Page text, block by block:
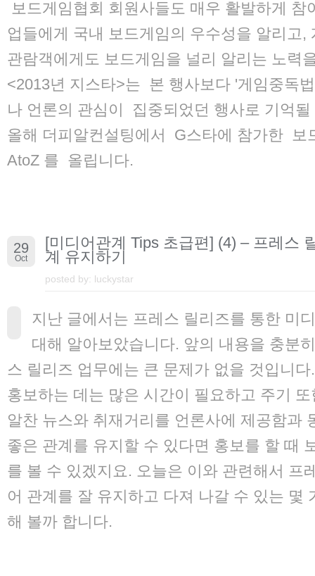
보드게임협회 회원사들도 매우 활발하게 참
업들에게 국내 보드게임의 우수성을 알리고,
관람객에게도 보드게임을 널리 알리는 노력
<2013년 지스타>는 본 행사보다 '게임중독
나 언론의 관심이 집중되었던 행사로 기억
올해 더피알컨설팅에서 G스타에 참가한 보
AtoZ 를 올립니다.
29
Oct
[미디어관계 Tips 초급편] (4) – 프레스
계 유지하기
posted by: luckystar
지난 글에서는 프레스 릴리즈를 통한 미
대해 알아보았습니다. 앞의 내용을 충분
스 릴리즈 업무에는 큰 문제가 없을 것입니
홍보하는 데는 많은 시간이 필요하고 주기
알찬 뉴스와 취재거리를 언론사에 제공함과
좋은 관계를 유지할 수 있다면 홍보를 할 때
를 볼 수 있겠지요. 오늘은 이와 관련해서 프
어 관계를 잘 유지하고 다져 나갈 수 있는 몇
해 볼까 합니다.